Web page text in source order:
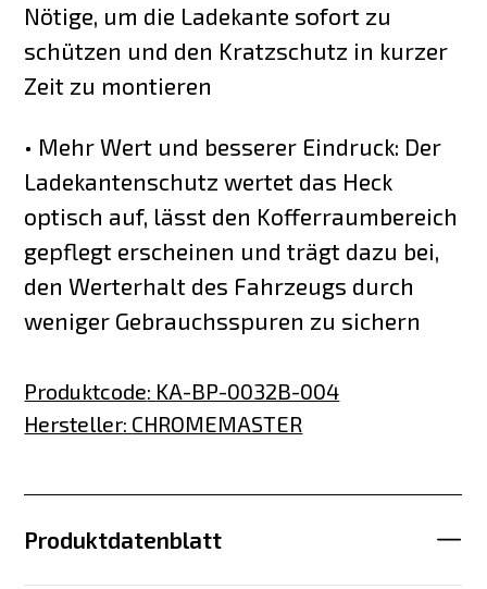
Nötige, um die Ladekante sofort zu
schützen und den Kratzschutz in kurzer
Zeit zu montieren
• Mehr Wert und besserer Eindruck: Der
Ladekantenschutz wertet das Heck
optisch auf, lässt den Kofferraumbereich
gepflegt erscheinen und trägt dazu bei,
den Werterhalt des Fahrzeugs durch
weniger Gebrauchsspuren zu sichern
Produktcode: KA-BP-0032B-004
Hersteller: CHROMEMASTER
Produktdatenblatt